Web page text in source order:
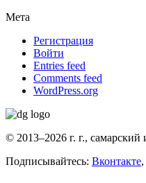
Мета
Регистрация
Войти
Entries feed
Comments feed
WordPress.org
© 2013–2026 г. г.,
Подписывайтесь: Вконтакте,